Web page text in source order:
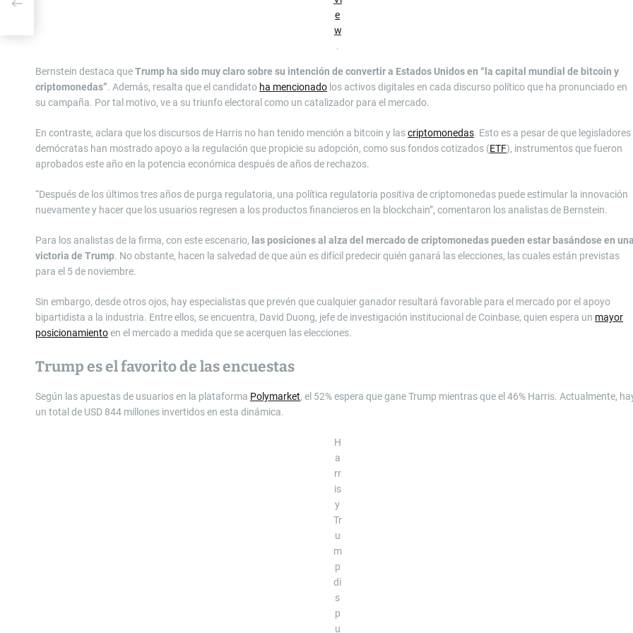
e
w
.
Bernstein destaca queTrump ha sido muy claro sobre su intención de convertir a Estados Unidos en “la capital mundial de bitcoin y
criptomonedas”. Además, resalta que el candidato ha mencionado los activos digitales en cada discurso político que ha pronunciado en
su campaña. Por tal motivo, ve a su triunfo electoral como un catalizador para el mercado.
En contraste, aclara que los discursos de Harris no han tenido mención a bitcoin y lascriptomonedas. Esto es a pesar de que legisladores
demócratas han mostrado apoyo a la regulación que propicie su adopción, como sus fondos cotizados (ETF), instrumentos que fueron
aprobados este año en la potencia económica después de años de rechazos.
“Después de los últimos tres años de purga regulatoria, una política regulatoria positiva de criptomonedas puede estimular la innovación
nuevamente y hacer que los usuarios regresen a los productos financieros en la blockchain”, comentaron los analistas de Bernstein.
Para los analistas de la firma, con este escenario, las posiciones al alza del mercado de criptomonedas pueden estar basándose en una
victoria de Trump. No obstante, hacen la salvedad de que aún es difícil predecir quién ganará las elecciones, las cuales están previstas
para el 5 de noviembre.
Sin embargo, desde otros ojos, hay especialistas que prevén que cualquier ganador resultará favorable para el mercado por el apoyo
bipartidista a la industria. Entre ellos, se encuentra, David Duong, jefe de investigación institucional de Coinbase, quien espera un mayor
posicionamientoen el mercado a medida que se acerquen las elecciones.
Trump es el favorito de las encuestas
Según las apuestas de usuarios en la plataforma Polymarket, el 52% espera que gane Trump mientras que el 46% Harris. Actualmente,
un total de USD 844 millones invertidos en esta dinámica.
H
a
rr
is
y
Tr
u
m
p
di
s
p
u